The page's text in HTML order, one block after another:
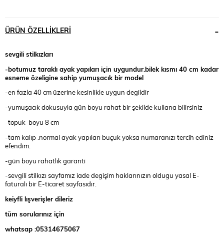
ÜRÜN ÖZELLIKLERI
sevgili stilkızları
-botumuz taraklı ayak yapıları için uygundur.bilek kısmı 40 cm kadar
esneme özeligine sahip yumuşacık bir model
-en fazla 40 cm üzerine kesinlikle uygun degildir
-yumuşacık dokusuyla gün boyu rahat bir şekilde kullana bilirsiniz
-topuk boyu 8 cm
-tam kalıp .normal ayak yapıları buçuk yoksa numaranızı tercih ediniz
efendim.
-gün boyu rahatlık garanti
-sevgili stilkızı sayfamız iade degişim haklarınızın oldugu yasal E-
faturalı bir E-ticaret sayfasıdır.
keiyfli lışverişler dileriz
tüm sorularınız için
whatsap :05314675067